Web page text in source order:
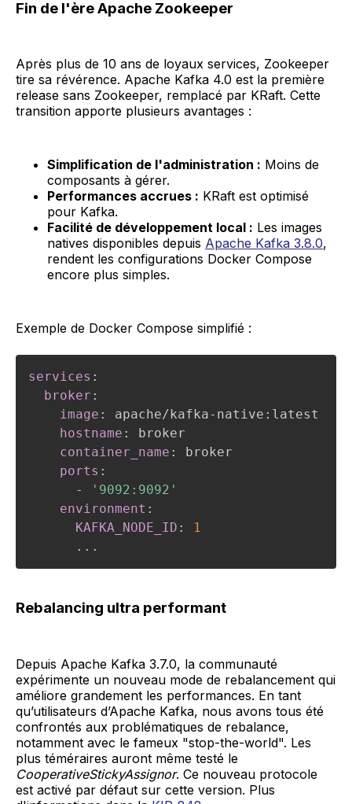
Fin de l'ère Apache Zookeeper
Après plus de 10 ans de loyaux services, Zookeeper
tire sa révérence. Apache Kafka 4.0 est la première
release sans Zookeeper, remplacé par KRaft. Cette
transition apporte plusieurs avantages :
Simplification de l'administration : Moins de
composants à gérer.
Performances accrues : KRaft est optimisé
pour Kafka.
Facilité de développement local : Les images
natives disponibles depuis Apache Kafka 3.8.0,
rendent les configurations Docker Compose
encore plus simples.
Exemple de Docker Compose simplifié :
services :
broker :
image : apache/kafka- native : latest
hostname :
broker
container_name :
broker
ports :
-
'9092:9092'
environment :
KAFKA_NODE_ID :
1
...
Rebalancing ultra performant
Depuis Apache Kafka 3.7.0, la communauté
expérimente un nouveau mode de rebalancement qui
améliore grandement les performances. En tant
qu’utilisateurs d’Apache Kafka, nous avons tous été
confrontés aux problématiques de rebalance,
notamment avec le fameux "stop-the-world". Les
plus téméraires auront même testé le
CooperativeStickyAssignor. Ce nouveau protocole
est activé par défaut sur cette version. Plus